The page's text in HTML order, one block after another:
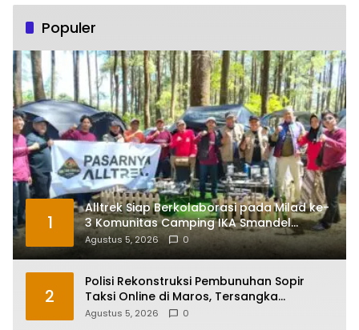
Populer
1
Alltrek Siap Berkolaborasi pada Milad ke-
3 Komunitas Camping IKA Smandel
Makassar di Malino
Agustus 5, 2026 0
2
Polisi Rekonstruksi Pembunuhan Sopir
Taksi Online di Maros, Tersangka
Peragakan 24 Adegan
Agustus 5, 2026 0